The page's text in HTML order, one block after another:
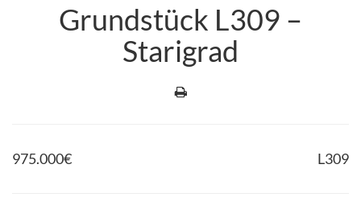
Grundstück L309 –
Starigrad
975.000€ L309